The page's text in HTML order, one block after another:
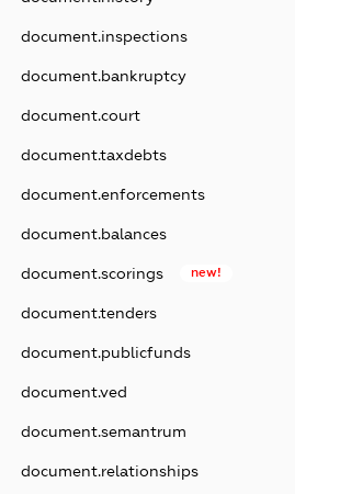
document.inspections
document.bankruptcy
document.court
document.taxdebts
document.enforcements
document.balances
document.scorings new!
document.tenders
document.publicfunds
document.ved
document.semantrum
document.relationships